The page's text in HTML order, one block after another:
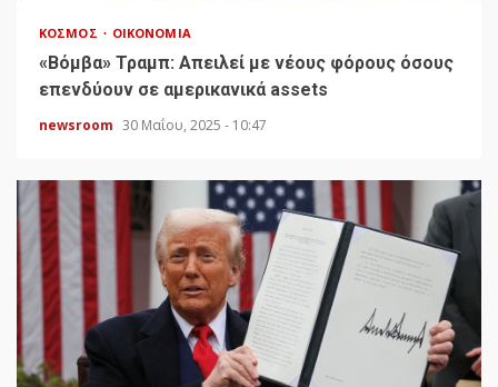
ΚΌΣΜΟΣ ΟΙΚΟΝΟΜΊΑ
«Bόμβα» Τραμπ: Απειλεί με νέους φόρους όσους
επενδύουν σε αμερικανικά assets
newsroom 30 Μαΐου, 2025 - 10:47